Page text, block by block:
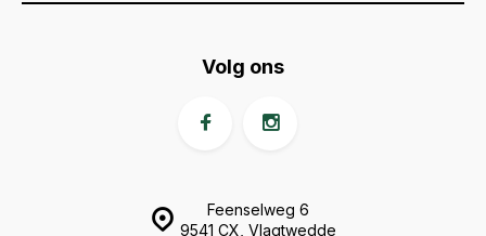
Feenselweg 6
9541 CX, Vlagtwedde
Volg ons